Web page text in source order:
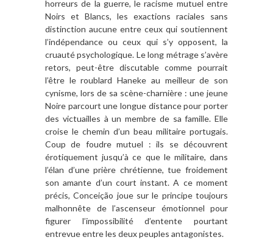
horreurs de la guerre, le racisme mutuel entre
Noirs et Blancs, les exactions raciales sans
distinction aucune entre ceux qui soutiennent
l’indépendance ou ceux qui s’y opposent, la
cruauté psychologique. Le long métrage s’avère
retors, peut-être discutable comme pourrait
l’être le roublard Haneke au meilleur de son
cynisme, lors de sa scène-charnière : une jeune
Noire parcourt une longue distance pour porter
des victuailles à un membre de sa famille. Elle
croise le chemin d’un beau militaire portugais.
Coup de foudre mutuel : ils se découvrent
érotiquement jusqu’à ce que le militaire, dans
l’élan d’une prière chrétienne, tue froidement
son amante d’un court instant. A ce moment
précis, Conceição joue sur le principe toujours
malhonnête de l’ascenseur émotionnel pour
figurer l’impossibilité d’entente pourtant
entrevue entre les deux peuples antagonistes.